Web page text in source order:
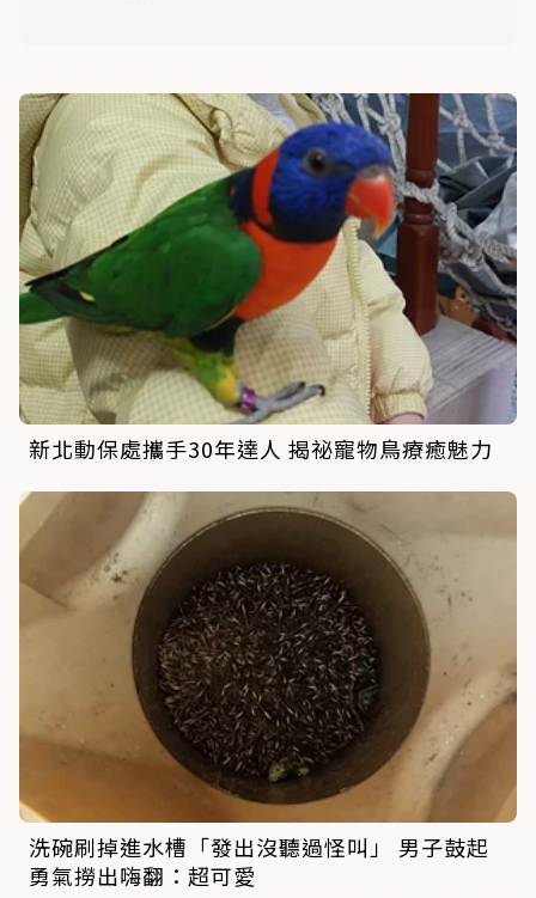
新北動保處攜手30年達人 揭祕寵物鳥療癒魅力
洗碗刷掉進水槽「發出沒聽過怪叫」 男子鼓起
勇氣撈出嗨翻：超可愛